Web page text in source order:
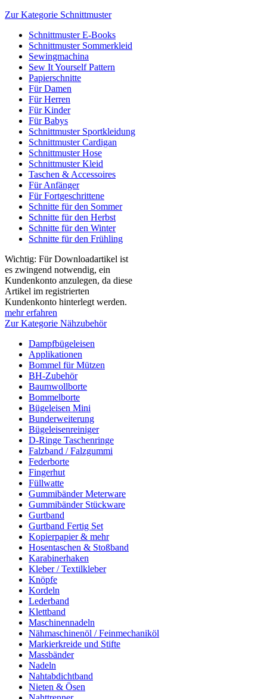
Zur Kategorie Schnittmuster
Schnittmuster E-Books
Schnittmuster Sommerkleid
Sewingmachina
Sew It Yourself Pattern
Papierschnitte
Für Damen
Für Herren
Für Kinder
Für Babys
Schnittmuster Sportkleidung
Schnittmuster Cardigan
Schnittmuster Hose
Schnittmuster Kleid
Taschen & Accessoires
Für Anfänger
Für Fortgeschrittene
Schnitte für den Sommer
Schnitte für den Herbst
Schnitte für den Winter
Schnitte für den Frühling
Wichtig: Für Downloadartikel ist
es zwingend notwendig, ein
Kundenkonto anzulegen, da diese
Artikel im registrierten
Kundenkonto hinterlegt werden.
mehr erfahren
Zur Kategorie Nähzubehör
Dampfbügeleisen
Applikationen
Bommel für Mützen
BH-Zubehör
Baumwollborte
Bommelborte
Bügeleisen Mini
Bunderweiterung
Bügeleisenreiniger
D-Ringe Taschenringe
Falzband / Falzgummi
Federborte
Fingerhut
Füllwatte
Gummibänder Meterware
Gummibänder Stückware
Gurtband
Gurtband Fertig Set
Kopierpapier & mehr
Hosentaschen & Stoßband
Karabinerhaken
Kleber / Textilkleber
Knöpfe
Kordeln
Lederband
Klettband
Maschinennadeln
Nähmaschinenöl / Feinmechaniköl
Markierkreide und Stifte
Massbänder
Nadeln
Nahtabdichtband
Nieten & Ösen